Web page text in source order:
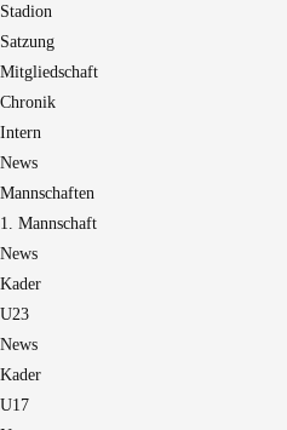
Stadion
Satzung
Mitgliedschaft
Chronik
Intern
News
Mannschaften
1. Mannschaft
News
Kader
U23
News
Kader
U17